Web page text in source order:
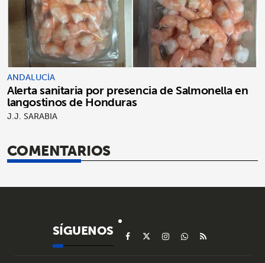
ANDALUCÍA
Alerta sanitaria por presencia de Salmonella en
langostinos de Honduras
J.J. SARABIA
COMENTARIOS
SÍGUENOS